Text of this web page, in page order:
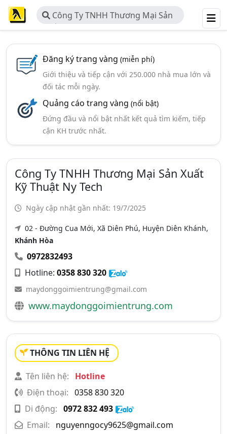
Công Ty TNHH Thương Mại Sản
Xuất Kỹ Thuật Ny tech
Đăng ký trang vàng (miễn phí)
Giới thiệu và tiếp cận với 250.000 nhà mua lớn và
đối tác mỗi ngày.
Quảng cáo trang vàng (nổi bật)
Đứng đầu và nổi bật nhất kết quả tìm kiếm, tiếp
cận KH trước nhất.
Công Ty TNHH Thương Mại Sản Xuất
Kỹ Thuật Ny Tech
Ngày cập nhật gần nhất: 19/7/2025
02 - Đường Cua Mới, Xã Diên Phú, Huyện Diên Khánh,
Khánh Hòa
0972832493
Hotline: 0358 830 320
maydonggoimientrung@gmail.com
www.maydonggoimientrung.com
THÔNG TIN LIÊN HỆ
Tên liên hệ:
Hotline
Điện thoại: 0358 830 320
Di động: 0972 832 493
Email:
nguyenngocy9625@gmail.com